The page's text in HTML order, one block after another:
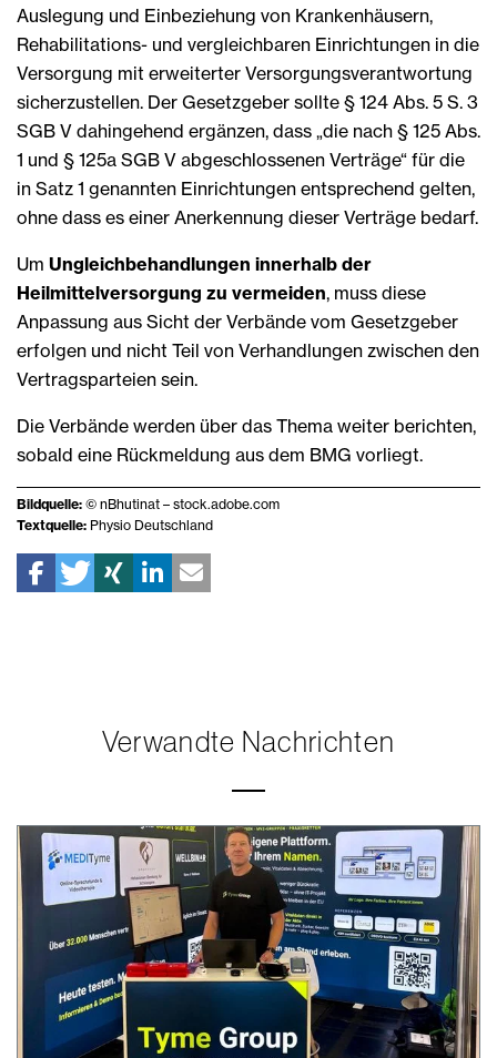
Auslegung und Einbeziehung von Krankenhäusern,
Rehabilitations- und vergleichbaren Einrichtungen in die
Versorgung mit erweiterter Versorgungsverantwortung
sicherzustellen. Der Gesetzgeber sollte § 124 Abs. 5 S. 3
SGB V dahingehend ergänzen, dass „die nach § 125 Abs.
1 und § 125a SGB V abgeschlossenen Verträge“ für die
in Satz 1 genannten Einrichtungen entsprechend gelten,
ohne dass es einer Anerkennung dieser Verträge bedarf.
Um Ungleichbehandlungen innerhalb der
Heilmittelversorgung zu vermeiden, muss diese
Anpassung aus Sicht der Verbände vom Gesetzgeber
erfolgen und nicht Teil von Verhandlungen zwischen den
Vertragsparteien sein.
Die Verbände werden über das Thema weiter berichten,
sobald eine Rückmeldung aus dem BMG vorliegt.
Bildquelle: © nBhutinat – stock.adobe.com
Textquelle: Physio Deutschland
Verwandte Nachrichten